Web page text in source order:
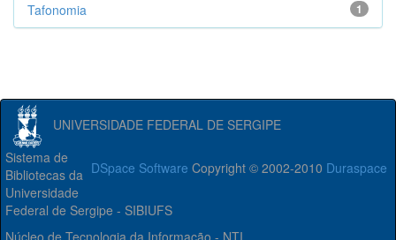
1
Tafonomia
UNIVERSIDADE FEDERAL DE SERGIPE
DSpace Software Copyright © 2002-2010 Duraspace
Sistema de
Bibliotecas da
Universidade
Federal de Sergipe - SIBIUFS
Núcleo de Tecnologia da Informação - NTI